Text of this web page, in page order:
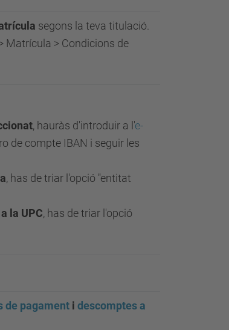
segons la teva titulació.
Matrícula > Condicions de
, hauràs d'introduir a l'e-
de compte IBAN i seguir les
, has de triar l'opció "entitat
la UPC, has de triar l'opció
de pagament i descomptes a